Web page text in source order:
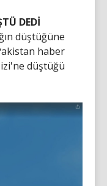
DEDİ
düştüğüne
haber
düştüğü